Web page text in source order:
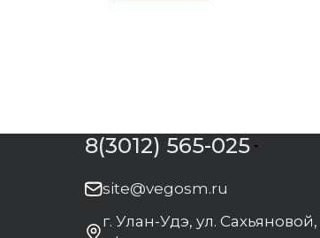
8(3012) 565-025
site@vegosm.ru
г. Улан-Удэ, ул. Сахьяновой,